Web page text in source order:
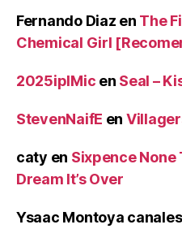
Fernando Diaz en The
Chemical Girl
2025iplMic en Seal –
StevenNaifE en
caty en Sixpence None
Dream It’s Over
Ysaac Montoya canales